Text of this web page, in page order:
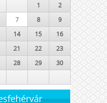
1
2
7 8
9
14 15
16
21 22
23
28 29
30